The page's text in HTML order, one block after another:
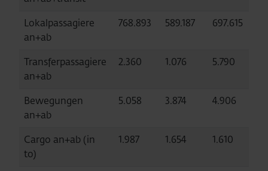
Lokalpassagiere
an+ab
768.893 589.187 697.615
Transferpassagiere
an+ab
2.360 1.076 5.790
Bewegungen
an+ab
5.058 3.874 4.906
Cargo an+ab (in
to)
1.987 1.654 1.610